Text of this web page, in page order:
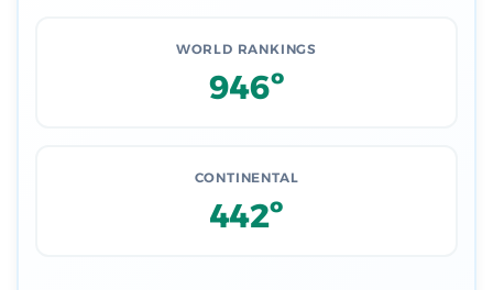
WORLD RANKINGS
946º
CONTINENTAL
442º